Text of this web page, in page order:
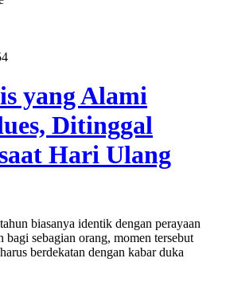
yang Alami
Ditinggal
Hari Ulang
biasanya identik dengan perayaan
bagi sebagian orang, momen tersebut
berdekatan dengan kabar duka